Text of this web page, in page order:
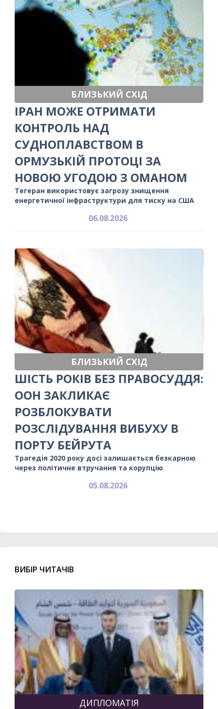
БЛИЗЬКИЙ СХІД
ІРАН МОЖЕ ОТРИМАТИ
КОНТРОЛЬ НАД
СУДНОПЛАВСТВОМ В
ОРМУЗЬКІЙ ПРОТОЦІ ЗА
НОВОЮ УГОДОЮ З ОМАНОМ
Тегеран використовує загрозу знищення
енергетичної інфраструктури для тиску на США
06.08.2026
БЛИЗЬКИЙ СХІД
ШІСТЬ РОКІВ БЕЗ ПРАВОСУДДЯ:
ООН ЗАКЛИКАЄ
РОЗБЛОКУВАТИ
РОЗСЛІДУВАННЯ ВИБУХУ В
ПОРТУ БЕЙРУТА
Трагедія 2020 року досі залишається безкарною
через політичне втручання та корупцію
05.08.2026
ВИБІР ЧИТАЧІВ
ДИПЛОМАТІЯ